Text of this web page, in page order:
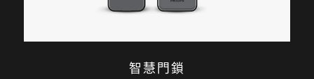
智慧門鎖